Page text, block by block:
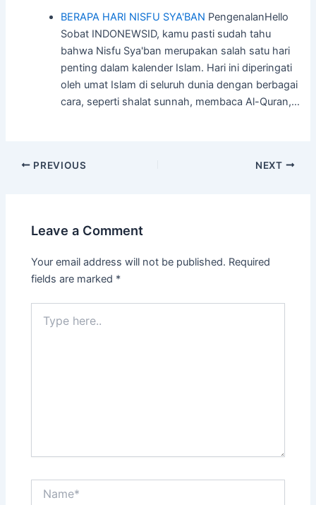
BERAPA HARI NISFU SYA'BAN PengenalanHello
Sobat INDONEWSID, kamu pasti sudah tahu
bahwa Nisfu Sya'ban merupakan salah satu hari
penting dalam kalender Islam. Hari ini diperingati
oleh umat Islam di seluruh dunia dengan berbagai
cara, seperti shalat sunnah, membaca Al-Quran,…
Post
PREVIOUS NEXT
Leave a Comment
Your email address will not be published. Required
fields are marked *
here..